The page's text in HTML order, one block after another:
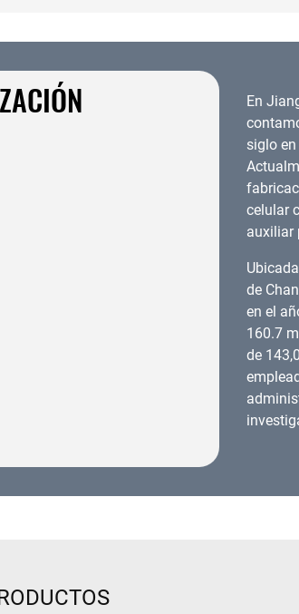
En
siglo
celular
auxiliar
de
en el
160.7
de